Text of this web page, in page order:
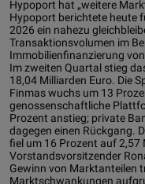
Hypoport hat „weitere
Hypoport berichtete heute
2026 ein nahezu
Transaktionsvolumen im
Immobilienfinanzierung
Im zweiten Quartal stieg
18,04 Milliarden Euro. Die
Finmas wuchs um 13
genossenschaftliche
Prozent anstieg; private
dagegen einen Rückgang.
fiel um 16 Prozent auf 2,57
Vorstandsvorsitzender
Gewinn von Marktanteilen
Marktschwankungen